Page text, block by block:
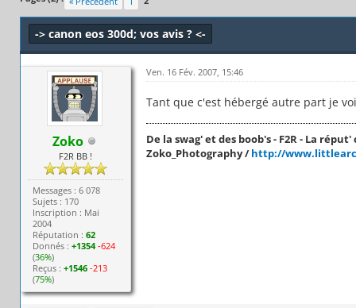
-> canon eos 300d; vos avis ? <-
Zoko
F2R BB !
Messages : 6 078
Sujets : 170
Inscription : Mai
2004
Réputation :62
Donnés :+1354 -624
(36%)
Reçus :+1546 -213
(75%)
Ven. 16 Fév. 2007, 15:46
Tant que c'est hébergé autre part je
De la swag' et des boob's - F2R - La réput'
Zoko_Photography /http://